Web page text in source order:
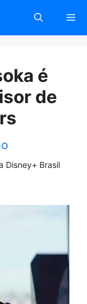
é
de
Disney+ Brasil